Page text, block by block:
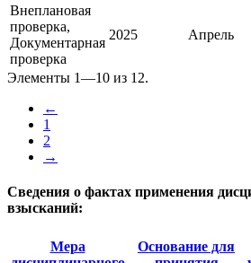
Внеплановая
проверка,
Документарная
проверка
2025 Апрель
Элементы 1—10 из 12.
←
1
2
→
Сведения о фактах применения
взысканий:
Мера
Основание для